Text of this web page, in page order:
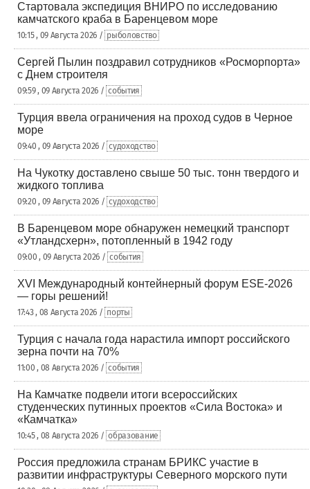
Стартовала экспедиция ВНИРО по исследованию
камчатского краба в Баренцевом море
10:15 , 09 Августа 2026 / рыболовство
Сергей Пылин поздравил сотрудников «Росморпорта»
с Днем строителя
09:59 , 09 Августа 2026 / события
Турция ввела ограничения на проход судов в Черное
море
09:40 , 09 Августа 2026 / судоходство
На Чукотку доставлено свыше 50 тыс. тонн твердого и
жидкого топлива
09:20 , 09 Августа 2026 / судоходство
В Баренцевом море обнаружен немецкий транспорт
«Утландсхерн», потопленный в 1942 году
09:00 , 09 Августа 2026 / события
XVI Международный контейнерный форум ESE-2026
— горы решений!
17:43 , 08 Августа 2026 / порты
Турция с начала года нарастила импорт российского
зерна почти на 70%
11:00 , 08 Августа 2026 / события
На Камчатке подвели итоги всероссийских
студенческих путинных проектов «Сила Востока» и
«Камчатка»
10:45 , 08 Августа 2026 / образование
Россия предложила странам БРИКС участие в
развитии инфраструктуры Северного морского пути